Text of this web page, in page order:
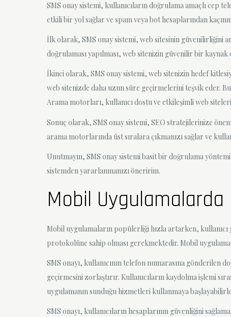
SMS onay sistemi, kullanıcıların doğrulama amaçlı cep
etkili bir yol sağlar ve spam veya bot hesaplarından
İlk olarak, SMS onay sistemi, web sitesinin güvenilirliğini
doğrulaması yapılması, web sitenizin güvenilir bir
İkinci olarak, SMS onay sistemi, web sitenizin hedef
web sitenizde daha uzun süre geçirmelerini teşvik eder.
Arama motorları, kullanıcı dostu ve etkileşimli web
Sonuç olarak, SMS onay sistemi, SEO stratejilerinize
arama motorlarında üst sıralara çıkmanızı sağlar ve
Unutmayın, SMS onay sistemi basit bir doğrulama
sistemden yararlanmanızı öneririm.
Mobil Uygulamalarda
Mobil uygulamaların popülerliği hızla artarken,
protokolüne sahip olması gerekmektedir. Mobil
SMS onayı, kullanıcının telefon numarasına gönderilen
geçirmesini zorlaştırır. Kullanıcıların kaydolma işlemi
uygulamanın sunduğu hizmetleri kullanmaya
SMS onayı, kullanıcıların hesaplarının güvenliğini